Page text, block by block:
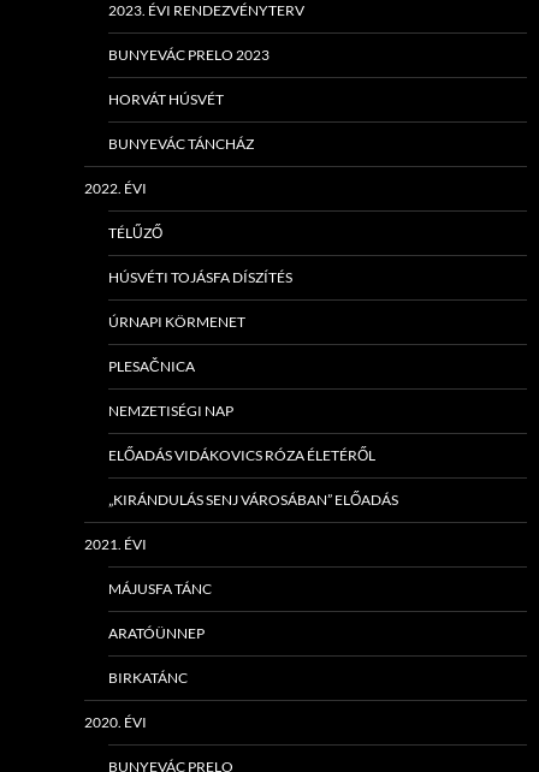
2023. ÉVI RENDEZVÉNYTERV
BUNYEVÁC PRELO 2023
HORVÁT HÚSVÉT
BUNYEVÁC TÁNCHÁZ
2022. ÉVI
TÉLŰZŐ
HÚSVÉTI TOJÁSFA DÍSZÍTÉS
ÚRNAPI KÖRMENET
PLESAČNICA
NEMZETISÉGI NAP
ELŐADÁS VIDÁKOVICS RÓZA ÉLETÉRŐL
„KIRÁNDULÁS SENJ VÁROSÁBAN” ELŐADÁS
2021. ÉVI
MÁJUSFA TÁNC
ARATÓÜNNEP
BIRKATÁNC
2020. ÉVI
BUNYEVÁC PRELO